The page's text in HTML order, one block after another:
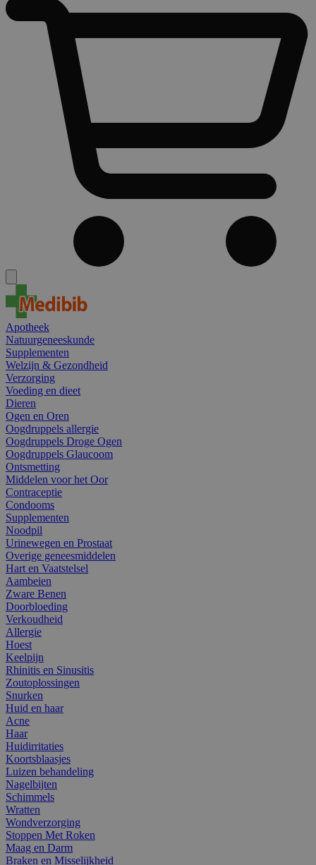
Apotheek
Natuurgeneeskunde
Supplementen
Welzijn & Gezondheid
Verzorging
Voeding en dieet
Dieren
Ogen en Oren
Oogdruppels allergie
Oogdruppels Droge Ogen
Oogdruppels Glaucoom
Ontsmetting
Middelen voor het Oor
Contraceptie
Condooms
Supplementen
Noodpil
Urinewegen en Prostaat
Overige geneesmiddelen
Hart en Vaatstelsel
Aambeien
Zware Benen
Doorbloeding
Verkoudheid
Allergie
Hoest
Keelpijn
Rhinitis en Sinusitis
Zoutoplossingen
Snurken
Huid en haar
Acne
Haar
Huidirritaties
Koortsblaasjes
Luizen behandeling
Nagelbijten
Schimmels
Wratten
Wondverzorging
Stoppen Met Roken
Maag en Darm
Braken en Misselijkheid